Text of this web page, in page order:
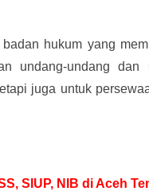
hukum yang
undang-undang dan
juga untuk
SIUP, NIB di Aceh